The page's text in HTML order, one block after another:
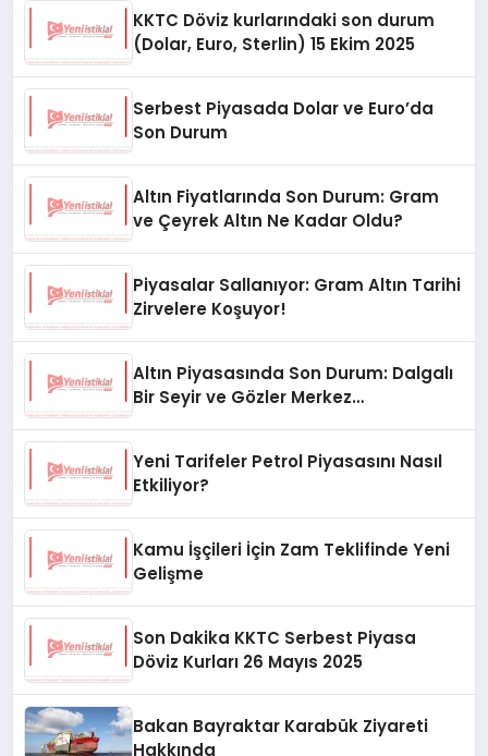
KKTC Döviz kurlarındaki son durum
(Dolar, Euro, Sterlin) 15 Ekim 2025
Serbest Piyasada Dolar ve Euro’da
Son Durum
Altın Fiyatlarında Son Durum: Gram
ve Çeyrek Altın Ne Kadar Oldu?
Piyasalar Sallanıyor: Gram Altın Tarihi
Zirvelere Koşuyor!
Altın Piyasasında Son Durum: Dalgalı
Bir Seyir ve Gözler Merkez
Yeni Tarifeler Petrol Piyasasını Nasıl
Etkiliyor?
Kamu İşçileri İçin Zam Teklifinde Yeni
Gelişme
Son Dakika KKTC Serbest Piyasa
Döviz Kurları 26 Mayıs 2025
Bakan Bayraktar Karabük Ziyareti
Hakkında